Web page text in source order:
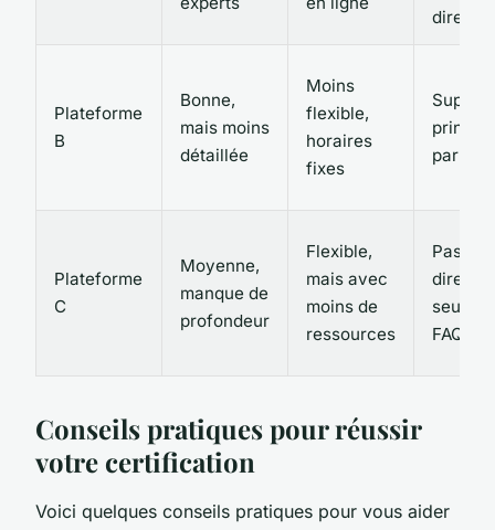
direct
Plateforme
B
Bonne,
mais moins
détaillée
Moins
flexible,
horaires
fixes
par
Plateforme
C
Moyenne,
manque de
profondeur
Flexible,
mais avec
moins de
ressources
Pas de
direct,
FAQ
Conseils pratiques pour réussir
votre certification
Voici quelques conseils pratiques pour vous aider